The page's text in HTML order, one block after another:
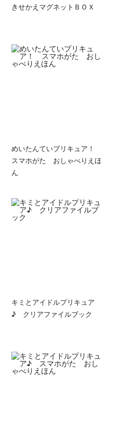
きせかえマグネットＢＯＸ
めいたんていプリキュア！
スマホがた おしゃべりえほ
ん
キミとアイドルプリキュア
♪ クリアファイルブック